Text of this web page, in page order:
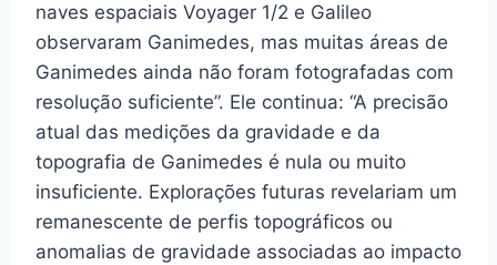
naves espaciais Voyager 1/2 e Galileo
observaram Ganimedes, mas muitas áreas de
Ganimedes ainda não foram fotografadas com
resolução suficiente”. Ele continua: “A precisão
atual das medições da gravidade e da
topografia de Ganimedes é nula ou muito
insuficiente. Explorações futuras revelariam um
remanescente de perfis topográficos ou
anomalias de gravidade associadas ao impacto